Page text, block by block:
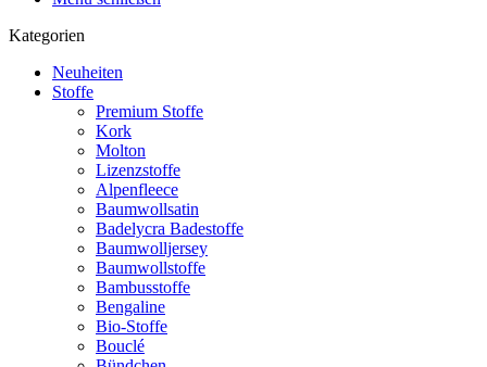
Kategorien
Neuheiten
Stoffe
Premium Stoffe
Kork
Molton
Lizenzstoffe
Alpenfleece
Baumwollsatin
Badelycra Badestoffe
Baumwolljersey
Baumwollstoffe
Bambusstoffe
Bengaline
Bio-Stoffe
Bouclé